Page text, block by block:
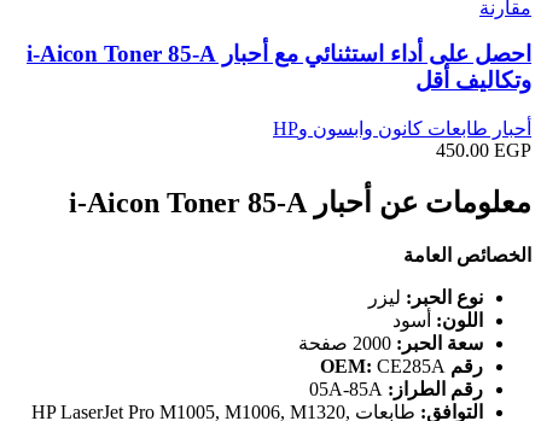
مقارنة
احصل على أداء استثنائي مع أحبار i-Aicon Toner 85-A
وتكاليف أقل
أحبار طابعات كانون وابسون وHP
450.00 EGP
معلومات عن أحبار i-Aicon Toner 85-A
الخصائص العامة
نوع الحبر: ليزر
اللون: أسود
سعة الحبر:
رقم OEM: CE285A
رقم الطراز:
التوافق:
طابعات HP LaserJet Pro M1005, M1006, M1320,